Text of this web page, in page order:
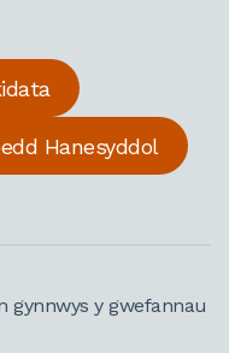
Hanesyddol
gynnwys y gwefannau